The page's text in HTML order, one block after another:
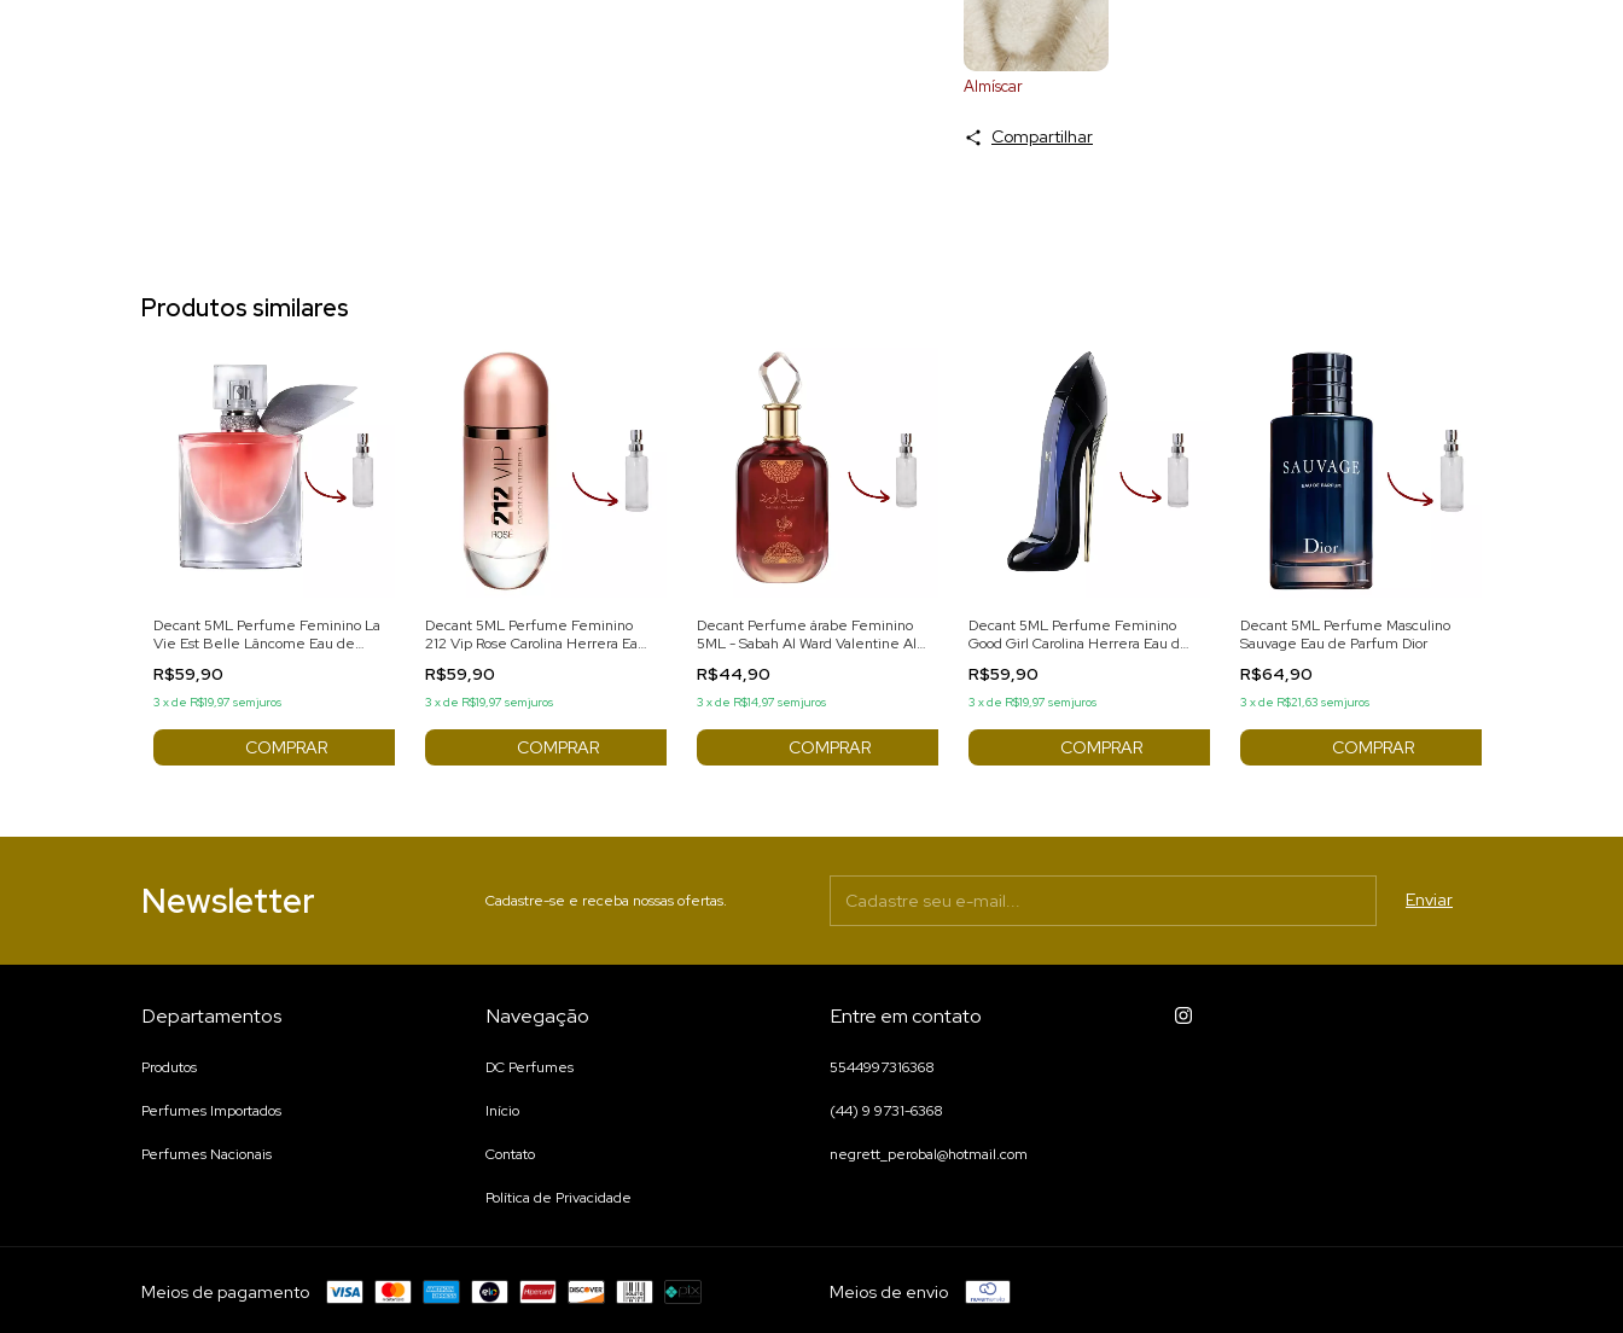
Almíscar
Compartilhar
Produtos similares
Decant 5ML Perfume Feminino La
Vie Est Belle Lâncome Eau de
R$59,90
3 xde R$19,97 sem juros
Decant 5ML Perfume Feminino
212 Vip Rose Carolina Herrera Eau
R$59,90
3 xde R$19,97 sem juros
Decant Perfume árabe Feminino
5ML - Sabah Al Ward Valentine Al
R$44,90
3 xde R$14,97 sem juros
Decant 5ML Perfume Feminino
Good Girl Carolina Herrera Eau de
R$59,90
3 xde R$19,97 sem juros
Decant 5ML Perfume Masculino
Sauvage Eau de Parfum Dior
R$64,90
3 xde R$21,63 sem juros
Newsletter Cadastre-se e receba nossas ofertas.
Departamentos
Produtos
Perfumes Importados
Perfumes Nacionais
Navegação
DC Perfumes
Início
Contato
Política de Privacidade
Entre em contato
5544997316368
(44) 9 9731-6368
negrett_perobal@hotmail.com
Meios de pagamento Meios de envio